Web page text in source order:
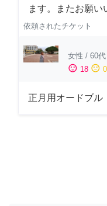
ます。またお願い
依頼されたチケット
女性 / 60代
sentiment_satisfied 18 sentiment_neutral 0
正月用オードブル